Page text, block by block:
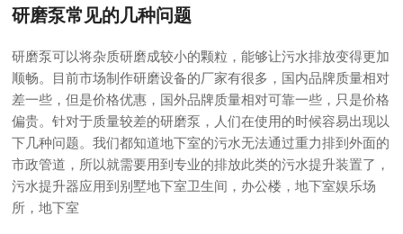
研磨泵常见的几种问题
研磨泵可以将杂质研磨成较小的颗粒，能够让污水排放变得更加
顺畅。目前市场制作研磨设备的厂家有很多，国内品牌质量相对
差一些，但是价格优惠，国外品牌质量相对可靠一些，只是价格
偏贵。针对于质量较差的研磨泵，人们在使用的时候容易出现以
下几种问题。我们都知道地下室的污水无法通过重力排到外面的
市政管道，所以就需要用到专业的排放此类的污水提升装置了，
污水提升器应用到别墅地下室卫生间，办公楼，地下室娱乐场
所，地下室